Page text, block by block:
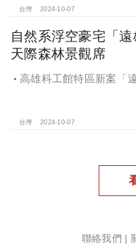
民復原家園
台灣 2024-10-07
自然系浮空豪宅「遠
天際森林景觀席
高雄科工館特區新案「
台灣 2024-10-07
聯絡我們 |